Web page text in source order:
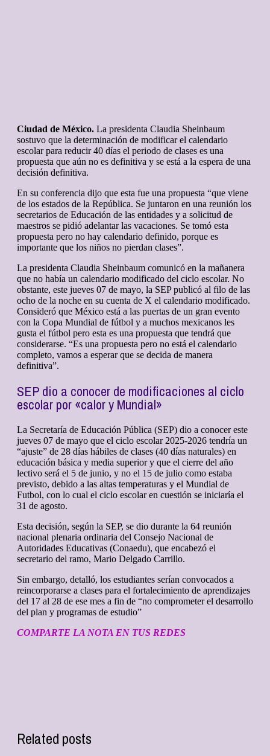
Ciudad de México. La presidenta Claudia Sheinbaum
sostuvo que la determinación de modificar el calendario
escolar para reducir 40 días el periodo de clases es una
propuesta que aún no es definitiva y se está a la espera de una
decisión definitiva.
En su conferencia dijo que esta fue una propuesta “que viene
de los estados de la República. Se juntaron en una reunión los
secretarios de Educación de las entidades y a solicitud de
maestros se pidió adelantar las vacaciones. Se tomó esta
propuesta pero no hay calendario definido, porque es
importante que los niños no pierdan clases”.
La presidenta Claudia Sheinbaum comunicó en la mañanera
que no había un calendario modificado del ciclo escolar. No
obstante, este jueves 07 de mayo, la SEP publicó al filo de las
ocho de la noche en su cuenta de X el calendario modificado.
Consideró que México está a las puertas de un gran evento
con la Copa Mundial de fútbol y a muchos mexicanos les
gusta el fútbol pero esta es una propuesta que tendrá que
considerarse. “Es una propuesta pero no está el calendario
completo, vamos a esperar que se decida de manera
definitiva”.
SEP dio a conocer de modificaciones al ciclo
escolar por «calor y Mundial»
La Secretaría de Educación Pública (SEP) dio a conocer este
jueves 07 de mayo que el ciclo escolar 2025-2026 tendría un
“ajuste” de 28 días hábiles de clases (40 días naturales) en
educación básica y media superior y que el cierre del año
lectivo será el 5 de junio, y no el 15 de julio como estaba
previsto, debido a las altas temperaturas y el Mundial de
Futbol, con lo cual el ciclo escolar en cuestión se iniciaría el
31 de agosto.
Esta decisión, según la SEP, se dio durante la 64 reunión
nacional plenaria ordinaria del Consejo Nacional de
Autoridades Educativas (Conaedu), que encabezó el
secretario del ramo, Mario Delgado Carrillo.
Sin embargo, detalló, los estudiantes serían convocados a
reincorporarse a clases para el fortalecimiento de aprendizajes
del 17 al 28 de ese mes a fin de “no comprometer el desarrollo
del plan y programas de estudio”
COMPARTE LA NOTA EN TUS REDES
Related posts